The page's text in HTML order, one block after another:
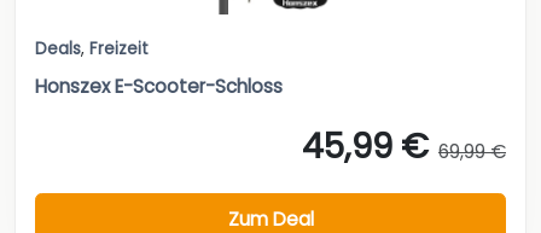
Deals, Freizeit
Honszex E-Scooter-Schloss
45,99 € 69,99 €
Zum Deal